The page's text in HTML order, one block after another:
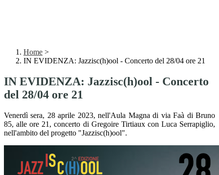
Home >
IN EVIDENZA: Jazzisc(h)ool - Concerto del 28/04 ore 21
IN EVIDENZA: Jazzisc(h)ool - Concerto
del 28/04 ore 21
Venerdì sera, 28 aprile 2023, nell'Aula Magna di via Faà di Bruno
85, alle ore 21, concerto di Gregoire Tirtiaux con Luca Serrapiglio,
nell'ambito del progetto "Jazzisc(h)ool".